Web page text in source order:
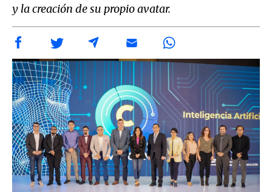
y la creación de su propio avatar.